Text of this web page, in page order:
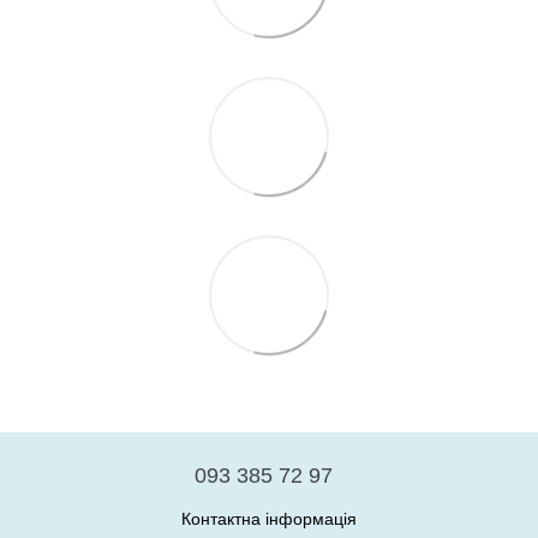
093 385 72 97
Контактна інформація